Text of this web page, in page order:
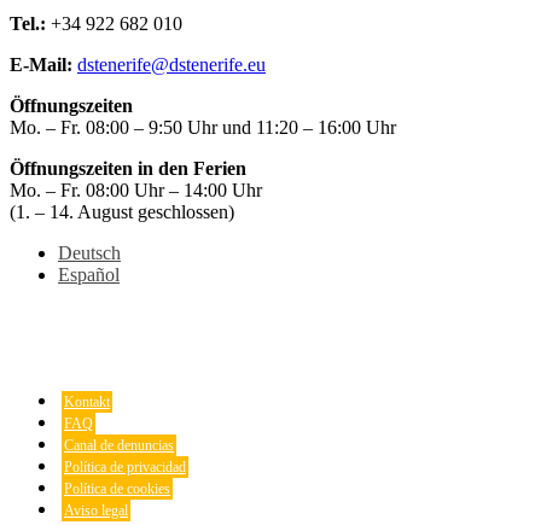
Tel.: +34 922 682 010
E-Mail: dstenerife@dstenerife.eu
Öffnungszeiten
Mo. – Fr. 08:00 – 9:50 Uhr und 11:20 – 16:00 Uhr
Öffnungszeiten in den Ferien
Mo. – Fr. 08:00 Uhr – 14:00 Uhr
(1. – 14. August geschlossen)
Deutsch
Español
Kontakt
FAQ
Canal de denuncias
Política de privacidad
Política de cookies
Aviso legal